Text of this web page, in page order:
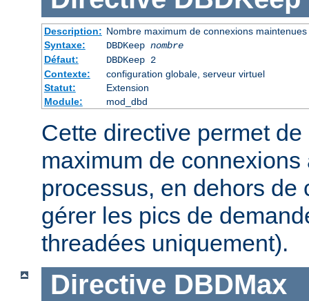
Description: Nombre maximum de connexions maintenues
Syntaxe:
DBDKeep nombre
Défaut:
DBDKeep 2
Contexte:
configuration globale, serveur virtuel
Statut:
Extension
Module:
mod_dbd
Cette directive permet
maximum de
processus, en dehors de
gérer les pics de
threadées uniquement).
Directive DBDMax